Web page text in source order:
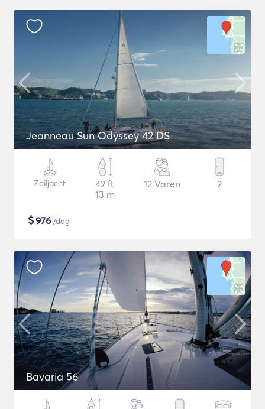
Jeanneau Sun Odyssey 42 DS
Zeiljacht
42 ft
13 m
12 Varen 2
$976 /dag
Bavaria 56